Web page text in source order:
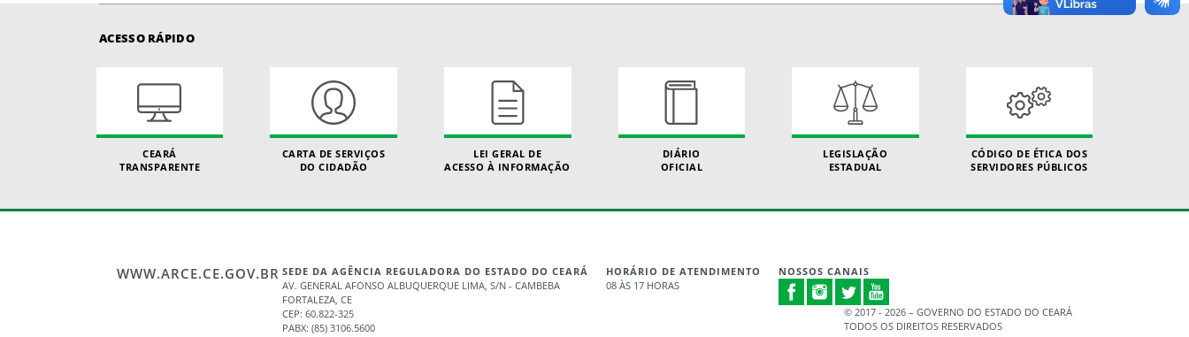
ACESSO RÁPIDO
CEARÁ
TRANSPARENTE
CARTA DE SERVIÇOS
DO CIDADÃO
LEI GERAL DE
ACESSO À INFORMAÇÃO
DIÁRIO
OFICIAL
LEGISLAÇÃO
ESTADUAL
CÓDIGO DE ÉTICA DOS
SERVIDORES PÚBLICOS
WWW.ARCE.CE.GOV.BR SEDE DA AGÊNCIA REGULADORA DO ESTADO DO CEARÁ
AV. GENERAL AFONSO ALBUQUERQUE LIMA, S/N - CAMBEBA
FORTALEZA, CE
CEP: 60.822-325
PABX: (85) 3106.5600
HORÁRIO DE ATENDIMENTO
08 ÀS 17 HORAS
NOSSOS CANAIS
© 2017 - 2026 – GOVERNO DO ESTADO DO CEARÁ
TODOS OS DIREITOS RESERVADOS